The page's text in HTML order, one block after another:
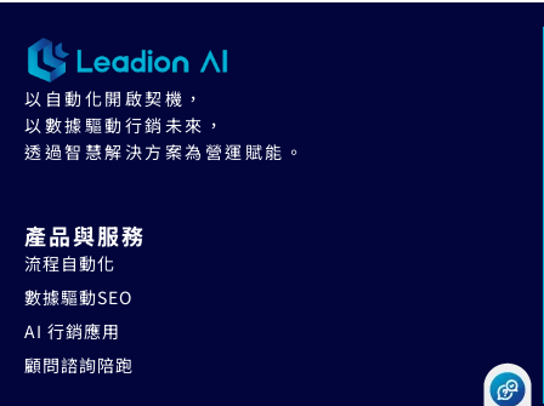
以自動化開啟契機，
以數據驅動行銷未來，
透過智慧解決方案為營運賦能。
產品與服務
流程自動化
數據驅動SEO
AI 行銷應用
顧問諮詢陪跑